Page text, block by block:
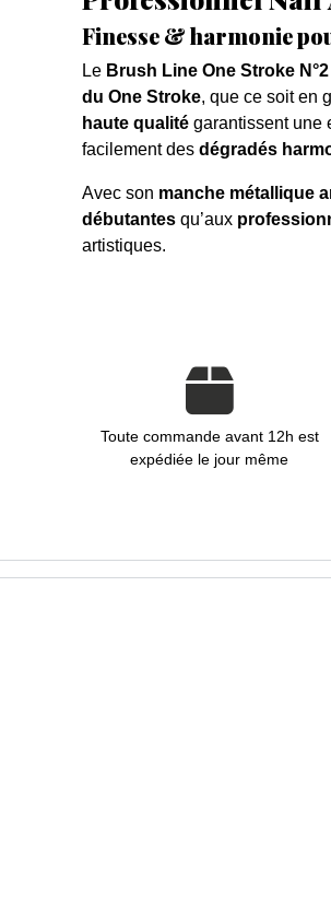
Finesse & harmonie
Le Brush Line One Stroke N°2
du One Stroke, que ce soit en
haute qualitégarantissent une
facilement des dégradés
Avec son manche métallique
débutantesqu’aux
artistiques.
Toute commande avant 12h est
expédiée le jour même